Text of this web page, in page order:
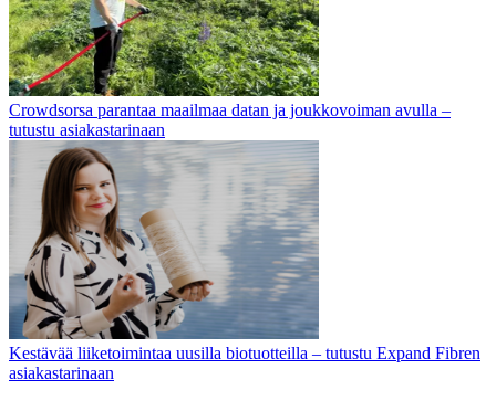
Crowdsorsa parantaa maailmaa datan ja joukkovoiman avulla –
tutustu asiakastarinaan
Kestävää liiketoimintaa uusilla biotuotteilla – tutustu Expand Fibren
asiakastarinaan